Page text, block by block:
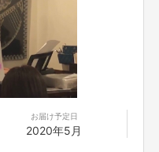
お届け予定日
2020年5月